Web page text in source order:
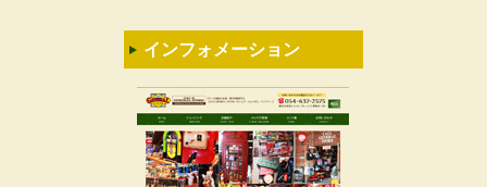
インフォメーション